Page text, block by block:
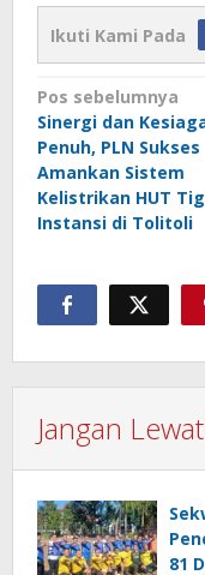
Ikuti Kami Pada
Navigasi
pos
Pos sebelumnya
Sinergi dan
Penuh, PLN Sukses
Amankan Sistem
Kelistrikan HUT
Instansi di Tolitoli
Jangan
81